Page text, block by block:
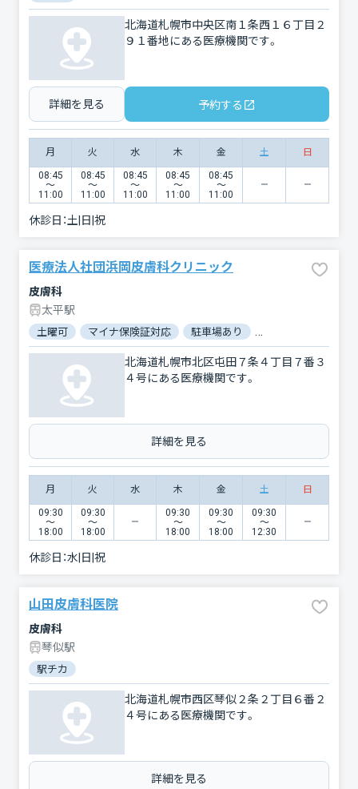
北海道札幌市中央区南１条西１６丁目２
９１番地にある医療機関です。
詳細を見る 予約する
月 火 水 木 金 土 日
08:45
〜
11:00
08:45
〜
11:00
08:45
〜
11:00
08:45
〜
11:00
08:45
〜
11:00
休診日：土|日|祝
医療法人社団浜岡皮膚科クリニック
皮膚科
太平駅
土曜可 マイナ保険証対応 駐車場あり
北海道札幌市北区屯田７条４丁目７番３
４号にある医療機関です。
詳細を見る
月 火 水 木 金 土 日
09:30
〜
18:00
09:30
〜
18:00
09:30
〜
18:00
09:30
〜
18:00
09:30
〜
12:30
休診日：水|日|祝
山田皮膚科医院
皮膚科
琴似駅
駅チカ
北海道札幌市西区琴似２条２丁目６番２
４号にある医療機関です。
詳細を見る